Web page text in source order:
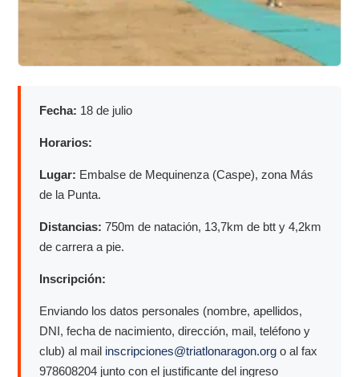
Fecha: 18 de julio
Horarios:
Lugar: Embalse de Mequinenza (Caspe), zona Más
de la Punta.
Distancias: 750m de natación, 13,7km de btt y 4,2km
de carrera a pie.
Inscripción:
Enviando los datos personales (nombre, apellidos,
DNI, fecha de nacimiento, dirección, mail, teléfono y
club) al mail inscripciones@triatlonaragon.orgo al fax
978608204 junto con el justificante del ingreso